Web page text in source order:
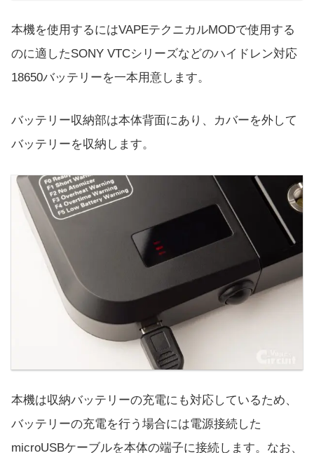
本機を使用するにはVAPEテクニカルMODで使用する
のに適したSONY VTCシリーズなどのハイドレン対応
18650バッテリーを一本用意します。
バッテリー収納部は本体背面にあり、カバーを外して
バッテリーを収納します。
本機は収納バッテリーの充電にも対応しているため、
バッテリーの充電を行う場合には電源接続した
microUSBケーブルを本体の端子に接続します。なお、